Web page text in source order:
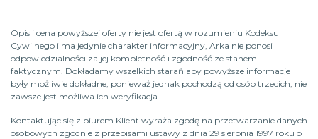
Opis i cena powyższej oferty nie jest ofertą w rozumieniu Kodeksu
Cywilnego i ma jedynie charakter informacyjny, Arka nie ponosi
odpowiedzialności za jej kompletność i zgodność ze stanem
faktycznym. Dokładamy wszelkich starań aby powyższe informacje
były możliwie dokładne, ponieważ jednak pochodzą od osób trzecich, nie
zawsze jest możliwa ich weryfikacja.
Kontaktując się z biurem Klient wyraża zgodę na przetwarzanie danych
osobowych zgodnie z przepisami ustawy z dnia 29 sierpnia 1997 roku o